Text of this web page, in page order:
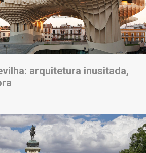
arquitetura inusitada,